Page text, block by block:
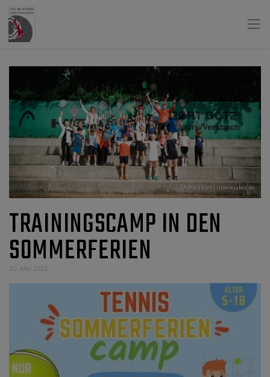
MovieJules | moviejules.de
TRAININGSCAMP IN DEN
SOMMERFERIEN
30. Mai 2023